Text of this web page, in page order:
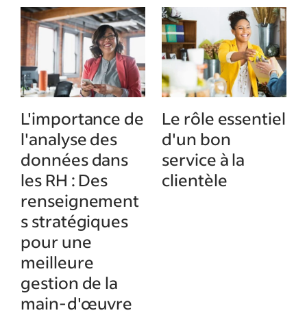
L'importance de
l'analyse des
données dans
les RH : Des
renseignement
s stratégiques
pour une
meilleure
gestion de la
main-d'œuvre
Le rôle essentiel
d'un bon
service à la
clientèle